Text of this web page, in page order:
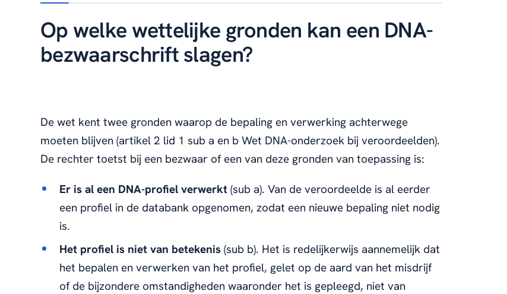
Op welke wettelijke gronden kan een DNA-
bezwaarschrift slagen?
De wet kent twee gronden waarop de bepaling en verwerking achterwege
moeten blijven (artikel 2 lid 1 sub a en b Wet DNA-onderzoek bij veroordeelden).
De rechter toetst bij een bezwaar of een van deze gronden van toepassing is:
Er is al een DNA-profiel verwerkt (sub a). Van de veroordeelde is al eerder
een profiel in de databank opgenomen, zodat een nieuwe bepaling niet nodig
is.
Het profiel is niet van betekenis (sub b). Het is redelijkerwijs aannemelijk dat
het bepalen en verwerken van het profiel, gelet op de aard van het misdrijf
of de bijzondere omstandigheden waaronder het is gepleegd, niet van